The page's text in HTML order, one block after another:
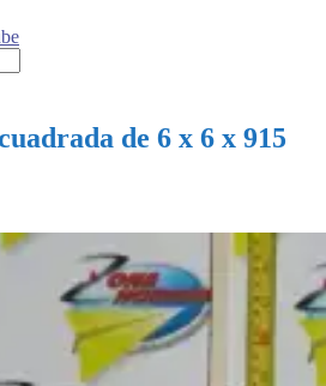
de 6 x 6 x 915